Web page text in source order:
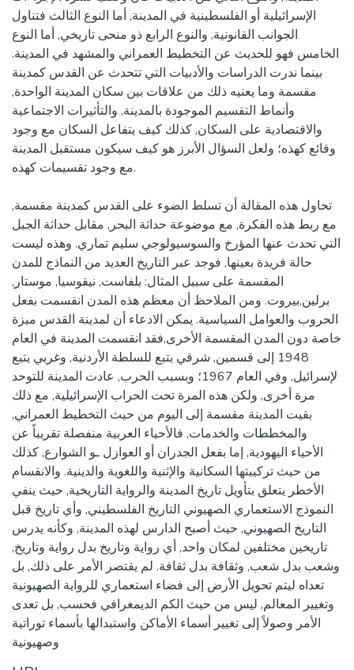
الإسرائيلية أو الفلسطينية في المدينة, أما النوع الثالث فتناول
الجوانب القانونية, والنوع الرابع ذو منحى تاريخي, أما النوع
الخامس فهو للحديث عن التخطيط العمراني والمشهد في المدينة.
بينما ندرت الدراسات والأدبيات التي تتحدث عن القدس كمدينة
مقسمة وما يعنيه ذلك من علاقات بين سكان المدينة الواحدة,
وأنماط التقسيم الموجودة بالمدينة, والتأثيرات الاجتماعية
والاقتصادية على السكان, كذلك كيف يتفاعل السكان مع وجود
وقائع كهذه؛ ولعل السؤال الأبرز هو كيف سيكون مستقبل المدينة
مع وجود تقسيمات كهذه.
تحاول هذه المقالة أن تسلط الضوء على القدس كمدينة مقسمة,
مع ربط هذه الفكرة, مع موضوعة حداثة البحر, مقابل حداثة الجبل
التي تحدث عنها المؤرخ والسوسيولوجي سليم تماري. وهذه ليست
حالة فريدة بعينها, فوجد عبر التاريخ العديد من النماذج للمدن
المقسمة على سبيل المثال: بلفاست, نيقوسيا, موستار,
برلين,بيروت. ومن الملاحظ أن معظم هذه المدن انقسمت بفعل
الحروب والعوامل السياسية. يمكن الادعاء أن لمدينة القدس ميزة
خاصة دون المدن المقسمة الأخرى,فقد انقسمت المدينة في العام
1948 إلى قسمين, شرقي يتبع للسلطة الأردنية, وغربي يتبع
لإسرائيل, وفي العام 1967؛ وبسبب الحرب, عادت المدينة للتوحد
مرة أخرى, ولكن هذه المرة تحت الحراب الإسرائيلية, مع ذلك
بقيت المدينة مقسمة إلى اليوم من حيث التخطيط العمراني,
والمخططات والخدمات, فالأحياء العربية منفصلة تقريباً عن
الأحياء اليهودية, إما بفعل الجدران أو العوازل ـو الشوارع, كذلك
من حيث تركيبتها السكانية والإثنية واللغوية والدينية. والانقسام
الأخطر يتعلق بتأويل تاريخ المدينة والرواية التاريخية, حيث ينفي
النموذج الاستعماري الصهيوني التاريخ الفلسطيني, وأي تاريخ قبل
التاريخ الصهيوني, حيث أصبح الدارس لهذه المدينة, وكأنه يدرس
تاريخين مختلفين لمكان واحد, أي رواية وتاريخ بدل رواية وتاريخ,
وشعب بدل شعب, وثقافة بدل ثقافة. لم يقتصر الأمر على ذلك, بل
تعداه ليتم تحويل الأرض إلى فضاء استعماري للرواية الصهيونية
وتغيير المعالم, ليس من حيث الكم الديمغرافي فحسب, بل تعدى
الأمر وصولاً إلى تغيير أسماء الأماكن واستبدالها بأسماء توراتية
وصهيونية